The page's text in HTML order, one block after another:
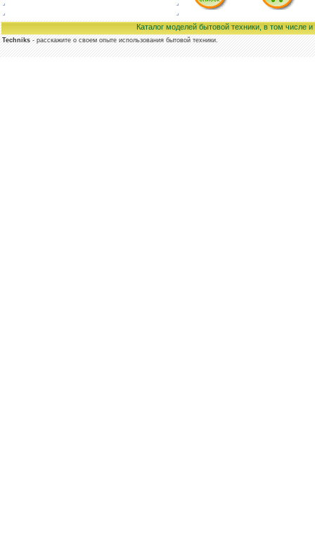
Каталог моделей бытовой техники, в том числе
Techniks- расскажите о своем опыте использования бытовой техники.